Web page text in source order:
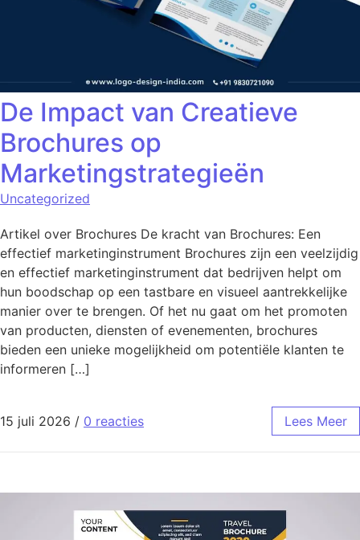
De Impact van Creatieve
Brochures op
Marketingstrategieën
Uncategorized
Artikel over Brochures De kracht van Brochures: Een
effectief marketinginstrument Brochures zijn een veelzijdig
en effectief marketinginstrument dat bedrijven helpt om
hun boodschap op een tastbare en visueel aantrekkelijke
manier over te brengen. Of het nu gaat om het promoten
van producten, diensten of evenementen, brochures
bieden een unieke mogelijkheid om potentiële klanten te
informeren […]
15 juli 2026 / 0 reacties Lees Meer